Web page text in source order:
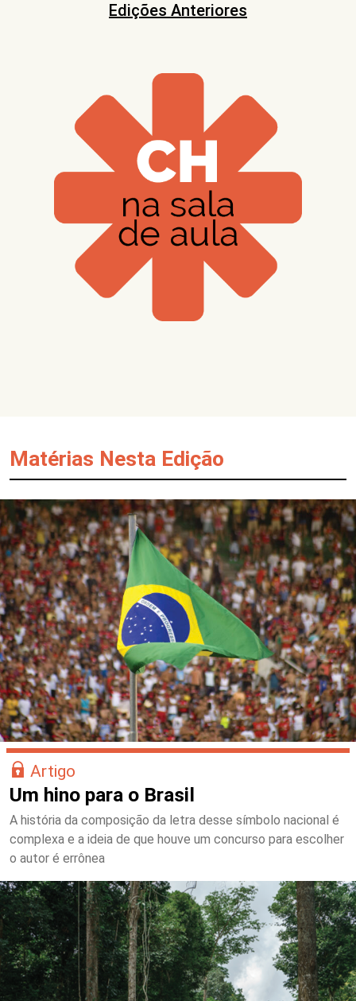
Edições Anteriores
Matérias Nesta Edição
Artigo
Um hino para o Brasil
A história da composição da letra desse símbolo nacional é
complexa e a ideia de que houve um concurso para escolher
o autor é errônea